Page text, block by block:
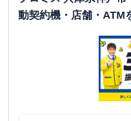
日祝
：
✕
兵庫県
３０１
動契約機・店舗・ATM